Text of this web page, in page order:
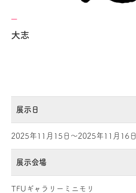
大志
展示日
2025年11月15日～2025年11月16日
展示会場
TFUギャラリーミニモリ